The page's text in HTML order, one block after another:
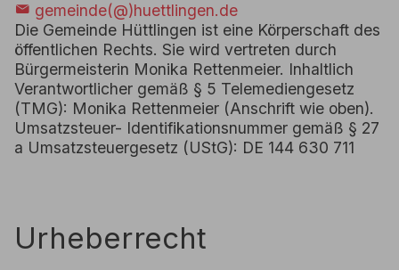
gemeinde(@)huettlingen.de
Die Gemeinde Hüttlingen ist eine Körperschaft des
öffentlichen Rechts. Sie wird vertreten durch
Bürgermeisterin Monika Rettenmeier. Inhaltlich
Verantwortlicher gemäß § 5 Telemediengesetz
(TMG): Monika Rettenmeier (Anschrift wie oben).
Umsatzsteuer- Identifikationsnummer gemäß § 27
a Umsatzsteuergesetz (UStG): DE 144 630 711
Urheberrecht